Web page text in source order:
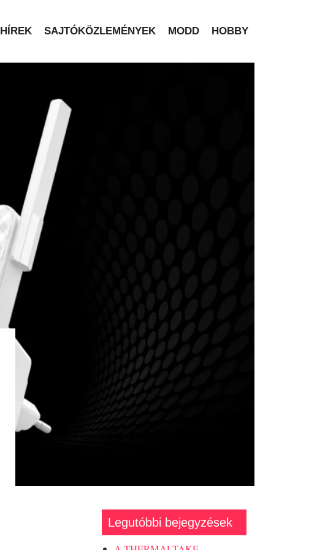
HÍREK SAJTÓKÖZLEMÉNYEK MODD HOBBY
Legutóbbi bejegyzések